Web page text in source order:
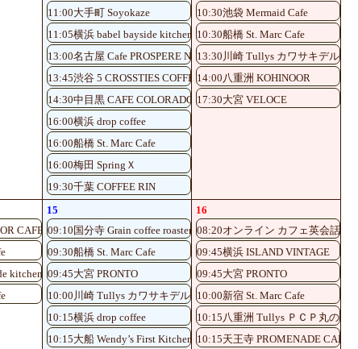
11:00大手町 Soyokaze
11:05横浜 babel bayside kitchen
13:00名古屋 Cafe PROSPERE Nayabashi
13:45渋谷 5 CROSSTIES COFFEE
14:30中目黒 CAFE COLORADO
16:00横浜 drop coffee
16:00船橋 St. Marc Cafe
16:00梅田 SpringＸ
19:30千葉 COFFEE RIN
10:30池袋 Mermaid Cafe
10:30船橋 St. Marc Cafe
13:30川崎 Tullys カワサキデルタ
14:00八重洲 KOHINOOR
17:30大宮 VELOCE
CAFE
kitchen
15
09:10国分寺 Grain coffee roaster
09:30船橋 St. Marc Cafe
09:45大宮 PRONTO
10:00川崎 Tullys カワサキデルタ店
10:15横浜 drop coffee
10:15大船 Wendy’s First Kitchen
16
08:20オンライン カフェ英会話♪
09:45横浜 ISLAND VINTAGE
09:45大宮 PRONTO
10:00新宿 St. Marc Cafe
10:15八重洲 Tullys ＰＣＰ丸の内
10:15天王寺 PROMENADE CAFE